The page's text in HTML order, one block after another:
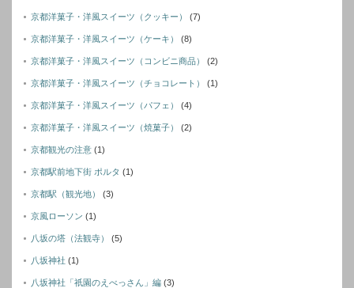
京都洋菓子・洋風スイーツ（クッキー） (7)
京都洋菓子・洋風スイーツ（ケーキ） (8)
京都洋菓子・洋風スイーツ（コンビニ商品） (2)
京都洋菓子・洋風スイーツ（チョコレート） (1)
京都洋菓子・洋風スイーツ（パフェ） (4)
京都洋菓子・洋風スイーツ（焼菓子） (2)
京都観光の注意 (1)
京都駅前地下街 ポルタ (1)
京都駅（観光地） (3)
京風ローソン (1)
八坂の塔（法観寺） (5)
八坂神社 (1)
八坂神社「祇園のえべっさん」編 (3)